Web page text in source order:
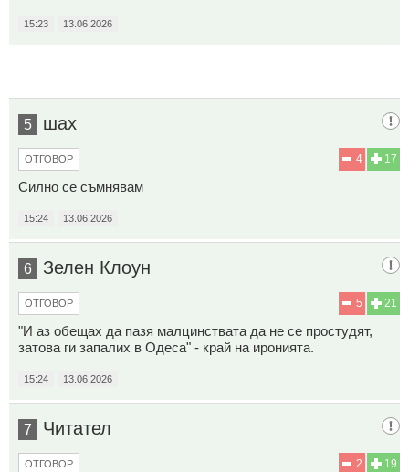
15:23 13.06.2026
5 шах
17
4
ОТГОВОР
Силно се съмнявам
15:24 13.06.2026
6 Зелен Клоун
21
5
ОТГОВОР
"И аз обещах да пазя малцинствата да не се простудят,
затова ги запалих в Одеса" - край на иронията.
15:24 13.06.2026
7 Читател
19
2
ОТГОВОР